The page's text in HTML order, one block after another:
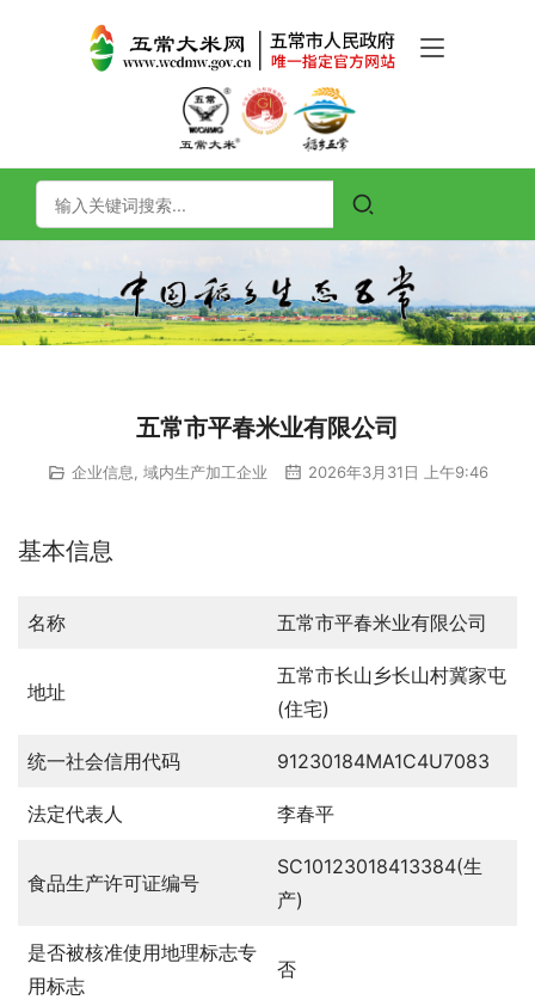
五常市平春米业有限公司
企业信息 域内生产加工企业 2026年3月31日 上午9:46
基本信息
名称 五常市平春米业有限公司
地址
五常市长山乡长山村冀家屯
(住宅)
统一社会信用代码 91230184MA1C4U7083
法定代表人 李春平
食品生产许可证编号
SC10123018413384(生
产)
是否被核准使用地理标志专
用标志
否